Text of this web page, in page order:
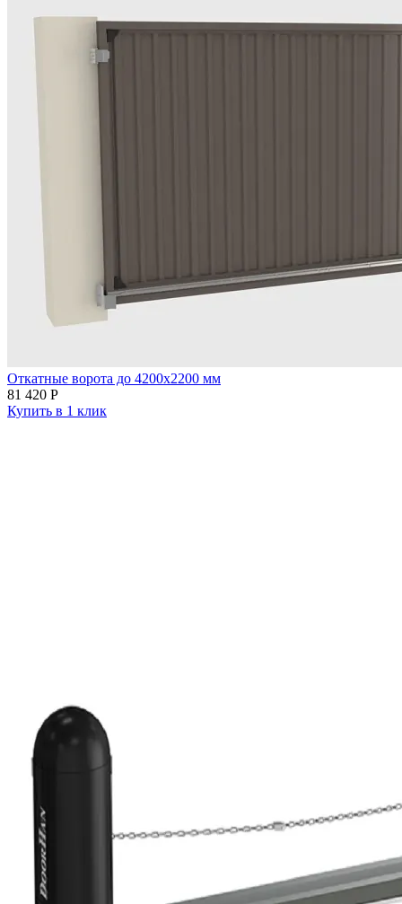
Откатные ворота до 4200х2200 мм
81 420 Р
Купить в 1 клик